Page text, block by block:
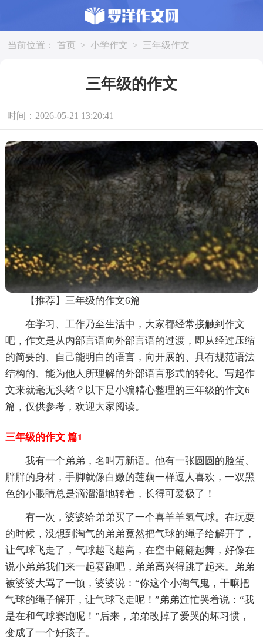
当前位置： 首页 > 小学作文 > 三年级作文
三年级的作文
时间：2026-05-21 13:20:41
【推荐】三年级的作文6篇
在学习、工作乃至生活中，大家都经常接触到作文
吧，作文是从内部言语向外部言语的过渡，即从经过压缩
的简要的、自己能明白的语言，向开展的、具有规范语法
结构的、能为他人所理解的外部语言形式的转化。写起作
文来就毫无头绪？以下是小编精心整理的三年级的作文6
篇，仅供参考，欢迎大家阅读。
三年级的作文 篇1
我有一个弟弟，名叫万新语。他有一张圆圆的脸蛋、
胖胖的身材，手脚就像白嫩的莲藕一样逗人喜欢，一双黑
色的小眼睛总是滴溜溜地转着，长得可爱极了！
有一次，婆婆给弟弟买了一个喜羊羊氢气球。在玩耍
的时候，没想到淘气的弟弟竟然把气球的绳子给解开了，
让气球飞走了，气球越飞越高，在空中翩翩起舞，好像在
说小弟弟我们来一起赛跑吧，弟弟高兴得跳了起来。弟弟
被婆婆大骂了一顿，婆婆说：“你这个小淘气鬼，干嘛把
气球的绳子解开，让气球飞走呢！”弟弟连忙哭着说：“我
是在和气球赛跑呢！”后来，弟弟改掉了爱哭的坏习惯，
变成了一个好孩子。